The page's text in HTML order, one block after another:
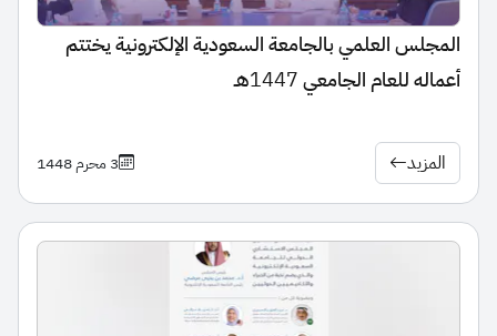
المجلس العلمي بالجامعة السعودية الإلكترونية يختتم
أعماله للعام الجامعي 1447هـ
المزيد 3 محرم 1448